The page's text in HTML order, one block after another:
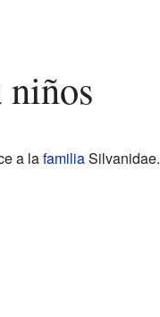
niños
a lafamiliaSilvanidae.